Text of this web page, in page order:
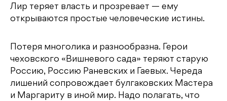
Лир теряет власть и прозревает — ему
открываются простые человеческие истины.
Потеря многолика и разнообразна. Герои
чеховского «Вишневого сада» теряют старую
Россию, Россию Раневских и Гаевых. Череда
лишений сопровождает булгаковских Мастера
и Маргариту в иной мир. Надо полагать, что